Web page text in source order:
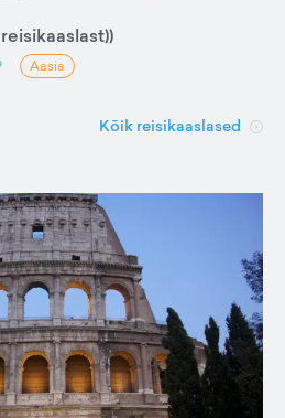
Aasia
Kõik reisikaaslased